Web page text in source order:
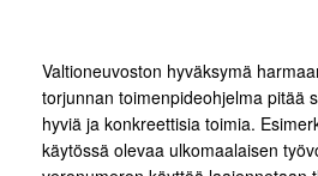
Valtioneuvoston hyväksymä
torjunnan toimenpideohjelma pitää
hyviä ja konkreettisia toimia.
käytössä olevaa ulkomaalaisen